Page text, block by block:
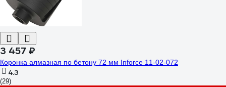
3 457 ₽
Коронка алмазная по бетону 72 мм Inforce 11-02-072
4.3
(29)